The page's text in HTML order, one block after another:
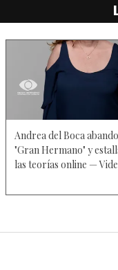
Andrea del Boca
"Gran Hermano" y
las teorías online —